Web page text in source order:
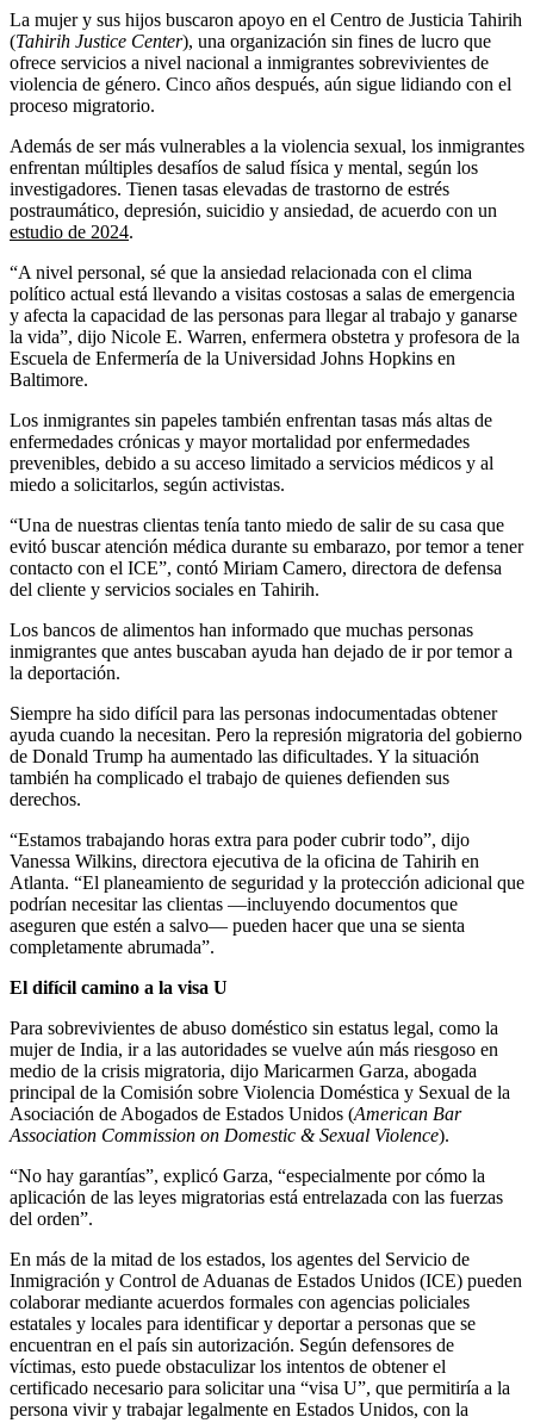
La mujer y sus hijos buscaron apoyo en el Centro de Justicia Tahirih
(Tahirih Justice Center), una organización sin fines de lucro que
ofrece servicios a nivel nacional a inmigrantes sobrevivientes de
violencia de género. Cinco años después, aún sigue lidiando con el
proceso migratorio.
Además de ser más vulnerables a la violencia sexual, los inmigrantes
enfrentan múltiples desafíos de salud física y mental, según los
investigadores. Tienen tasas elevadas de trastorno de estrés
postraumático, depresión, suicidio y ansiedad, de acuerdo con un
estudio de 2024.
“A nivel personal, sé que la ansiedad relacionada con el clima
político actual está llevando a visitas costosas a salas de emergencia
y afecta la capacidad de las personas para llegar al trabajo y ganarse
la vida”, dijo Nicole E. Warren, enfermera obstetra y profesora de la
Escuela de Enfermería de la Universidad Johns Hopkins en
Baltimore.
Los inmigrantes sin papeles también enfrentan tasas más altas de
enfermedades crónicas y mayor mortalidad por enfermedades
prevenibles, debido a su acceso limitado a servicios médicos y al
miedo a solicitarlos, según activistas.
“Una de nuestras clientas tenía tanto miedo de salir de su casa que
evitó buscar atención médica durante su embarazo, por temor a tener
contacto con el ICE”, contó Miriam Camero, directora de defensa
del cliente y servicios sociales en Tahirih.
Los bancos de alimentos han informado que muchas personas
inmigrantes que antes buscaban ayuda han dejado de ir por temor a
la deportación.
Siempre ha sido difícil para las personas indocumentadas obtener
ayuda cuando la necesitan. Pero la represión migratoria del gobierno
de Donald Trump ha aumentado las dificultades. Y la situación
también ha complicado el trabajo de quienes defienden sus
derechos.
“Estamos trabajando horas extra para poder cubrir todo”, dijo
Vanessa Wilkins, directora ejecutiva de la oficina de Tahirih en
Atlanta. “El planeamiento de seguridad y la protección adicional que
podrían necesitar las clientas —incluyendo documentos que
aseguren que estén a salvo— pueden hacer que una se sienta
completamente abrumada”.
El difícil camino a la visa U
Para sobrevivientes de abuso doméstico sin estatus legal, como la
mujer de India, ir a las autoridades se vuelve aún más riesgoso en
medio de la crisis migratoria, dijo Maricarmen Garza, abogada
principal de la Comisión sobre Violencia Doméstica y Sexual de la
Asociación de Abogados de Estados Unidos (American Bar
Association Commission on Domestic & Sexual Violence).
“No hay garantías”, explicó Garza, “especialmente por cómo la
aplicación de las leyes migratorias está entrelazada con las fuerzas
del orden”.
En más de la mitad de los estados, los agentes del Servicio de
Inmigración y Control de Aduanas de Estados Unidos (ICE) pueden
colaborar mediante acuerdos formales con agencias policiales
estatales y locales para identificar y deportar a personas que se
encuentran en el país sin autorización. Según defensores de
víctimas, esto puede obstaculizar los intentos de obtener el
certificado necesario para solicitar una “visa U”, que permitiría a la
persona vivir y trabajar legalmente en Estados Unidos, con la